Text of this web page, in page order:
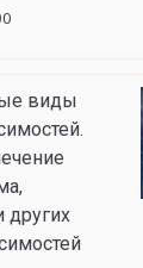
виды
других